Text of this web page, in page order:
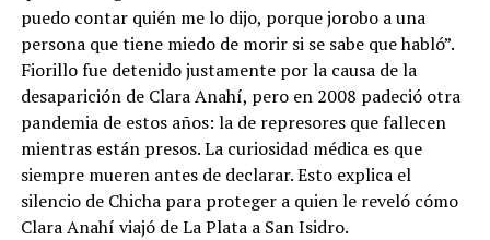
puedo contar quién me lo dijo, porque jorobo a una
persona que tiene miedo de morir si se sabe que habló”.
Fiorillo fue detenido justamente por la causa de la
desaparición de Clara Anahí, pero en 2008 padeció otra
pandemia de estos años: la de represores que fallecen
mientras están presos. La curiosidad médica es que
siempre mueren antes de declarar. Esto explica el
silencio de Chicha para proteger a quien le reveló cómo
Clara Anahí viajó de La Plata a San Isidro.